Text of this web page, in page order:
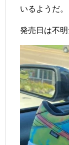
いるようだ。
発売日は不